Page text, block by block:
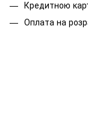
Кредитною
Оплата на